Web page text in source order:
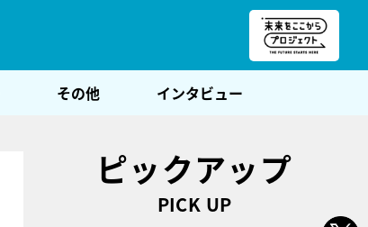
その他 インタビュー
ピックアップ
PICK UP